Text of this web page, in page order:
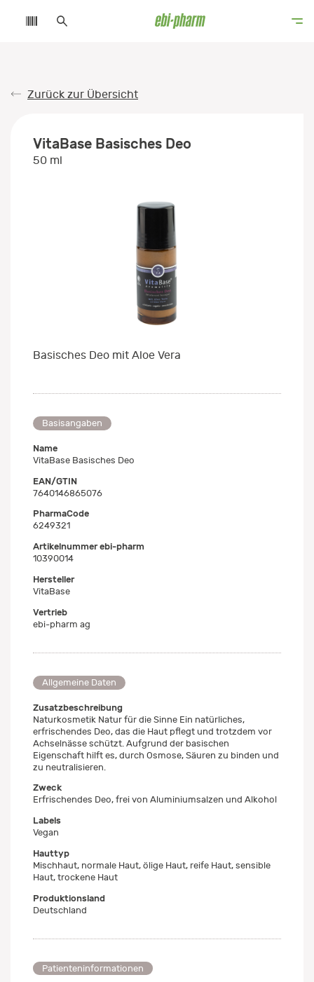
Zurück zur Übersicht
VitaBase Basisches Deo
50 ml
Basisches Deo mit Aloe Vera
Basisangaben
Name
VitaBase Basisches Deo
EAN/GTIN
7640146865076
PharmaCode
6249321
Artikelnummer ebi-pharm
10390014
Hersteller
VitaBase
Vertrieb
ebi-pharm ag
Allgemeine Daten
Zusatzbeschreibung
Naturkosmetik Natur für die Sinne Ein natürliches,
erfrischendes Deo, das die Haut pflegt und trotzdem vor
Achselnässe schützt. Aufgrund der basischen
Eigenschaft hilft es, durch Osmose, Säuren zu binden und
zu neutralisieren.
Zweck
Erfrischendes Deo, frei von Aluminiumsalzen und Alkohol
Labels
Vegan
Hauttyp
Mischhaut, normale Haut, ölige Haut, reife Haut, sensible
Haut, trockene Haut
Produktionsland
Deutschland
Patienteninformationen